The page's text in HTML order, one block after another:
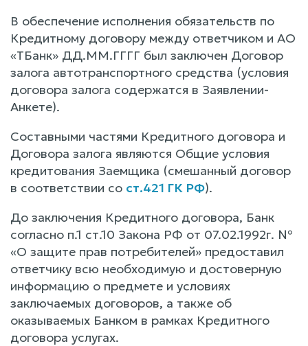
В обеспечение исполнения обязательств по
Кредитному договору между ответчиком и АО
«ТБанк» ДД.ММ.ГГГГ был заключен Договор
залога автотранспортного средства (условия
договора залога содержатся в Заявлении-
Анкете).
Составными частями Кредитного договора и
Договора залога являются Общие условия
кредитования Заемщика (смешанный договор
в соответствии со ст.421 ГК РФ).
До заключения Кредитного договора, Банк
согласно п.1 ст.10 Закона РФ от 07.02.1992г. №
«О защите прав потребителей» предоставил
ответчику всю необходимую и достоверную
информацию о предмете и условиях
заключаемых договоров, а также об
оказываемых Банком в рамках Кредитного
договора услугах.